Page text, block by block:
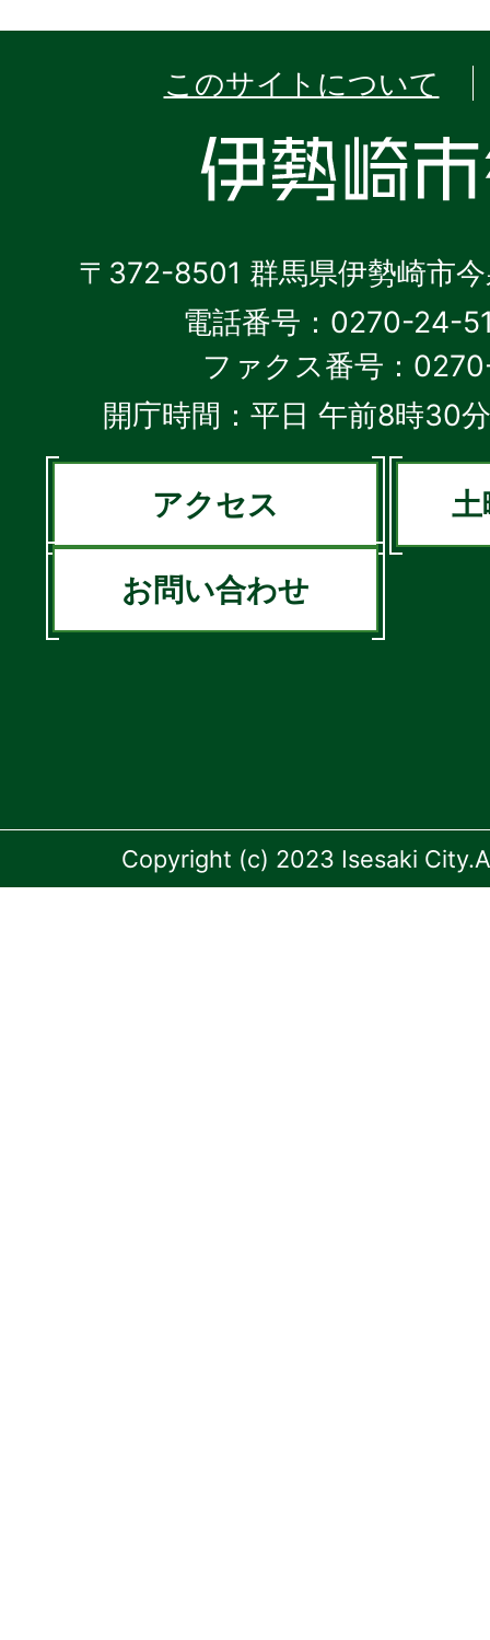
このサイトについて
〒372-8501 群馬県伊勢崎市
電話番号：0270-24-
ファクス番号：
開庁時間：平日 午前8時30
アクセス 土
お問い合わせ
Copyright (c) 2023 Isesaki